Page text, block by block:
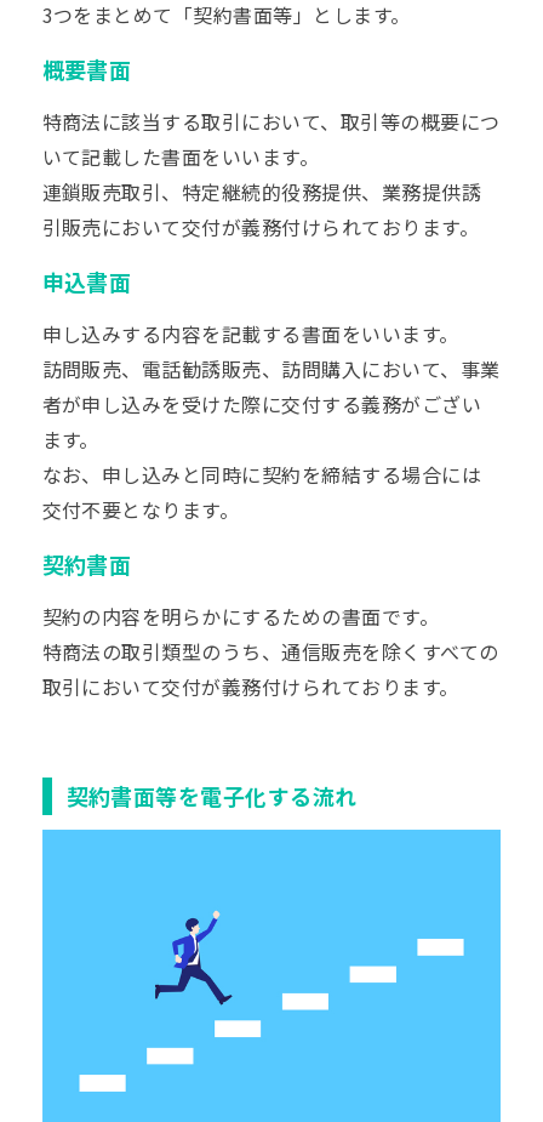
3つをまとめて「契約書面等」とします。
概要書面
特商法に該当する取引において、取引等の概要につ
いて記載した書面をいいます。
連鎖販売取引、特定継続的役務提供、業務提供誘
引販売において交付が義務付けられております。
申込書面
申し込みする内容を記載する書面をいいます。
訪問販売、電話勧誘販売、訪問購入において、事業
者が申し込みを受けた際に交付する義務がござい
ます。
なお、申し込みと同時に契約を締結する場合には
交付不要となります。
契約書面
契約の内容を明らかにするための書面です。
特商法の取引類型のうち、通信販売を除くすべての
取引において交付が義務付けられております。
契約書面等を電子化する流れ